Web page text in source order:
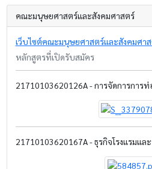
คณะมนุษยศาสตร์และสังคมศาสตร์
เว็บไซต์คณะมนุษยศาสตร์และสังคมศา
หลักสูตรที่เปิดรับสมัคร
21710103620126A - การจัดการการ
21710103620167A - ธุรกิจโรงแรมแล